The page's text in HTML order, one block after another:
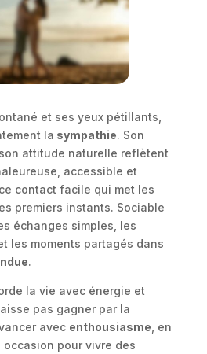
et ses yeux pétillants,
la sympathie. Son
attitude naturelle reflètent
accessible et
contact facile qui met les
premiers instants. Sociable
échanges simples, les
les moments partagés dans
.
la vie avec énergie et
pas gagner par la
avec enthousiasme , en
pour vivre des